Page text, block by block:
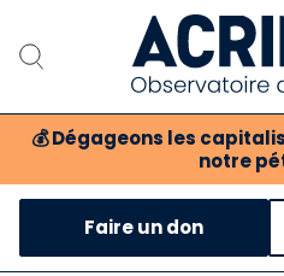
💰 Dégageons les
notre
Notre
Notre
Faire un don